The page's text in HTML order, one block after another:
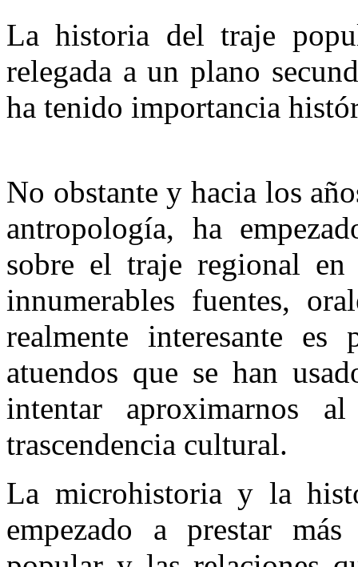
La historia del traje
relegada a un plano
ha tenido importancia
No obstante y hacia los
antropología, ha
sobre el traje regional
innumerables fuentes,
realmente interesante
atuendos que se han
intentar aproximarnos
trascendencia cultural.
La microhistoria y la
empezado a prestar